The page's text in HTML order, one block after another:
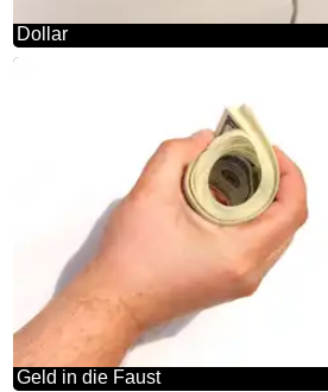
Dollar
Geld in die Faust